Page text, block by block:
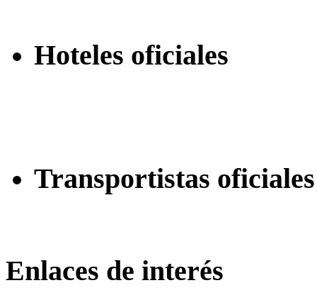
Hoteles oficiales
Transportistas oficiales
Enlaces de interés